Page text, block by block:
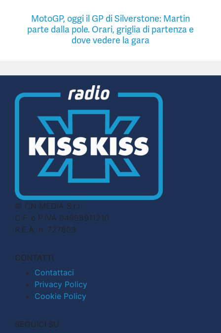
MotoGP, oggi il GP di Silverstone: Martin
parte dalla pole. Orari, griglia di partenza e
dove vedere la gara
© CN MEDIA S.r.l.
C.F. e P.IVA 04998911210
R.E.A. n. 727803
CONTATTI
Contattaci
Privacy Policy
Cookie Policy
SEGUICI SU